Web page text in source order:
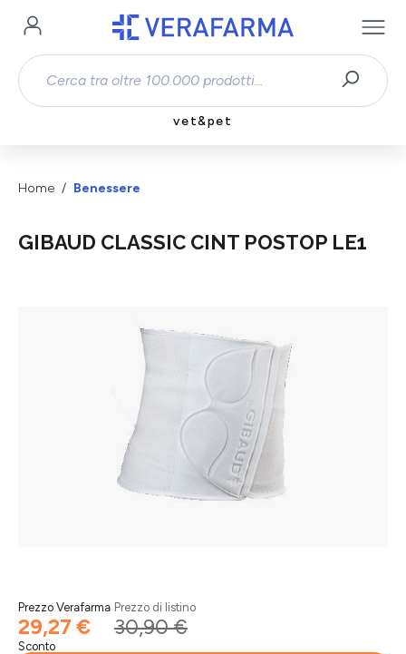
Passa al contenuto principale
vet&pet
Home Benessere
GIBAUD CLASSIC CINT POSTOP LE1
Prezzo Verafarma
29,27 €
Prezzo di listino
30,90 €
Sconto